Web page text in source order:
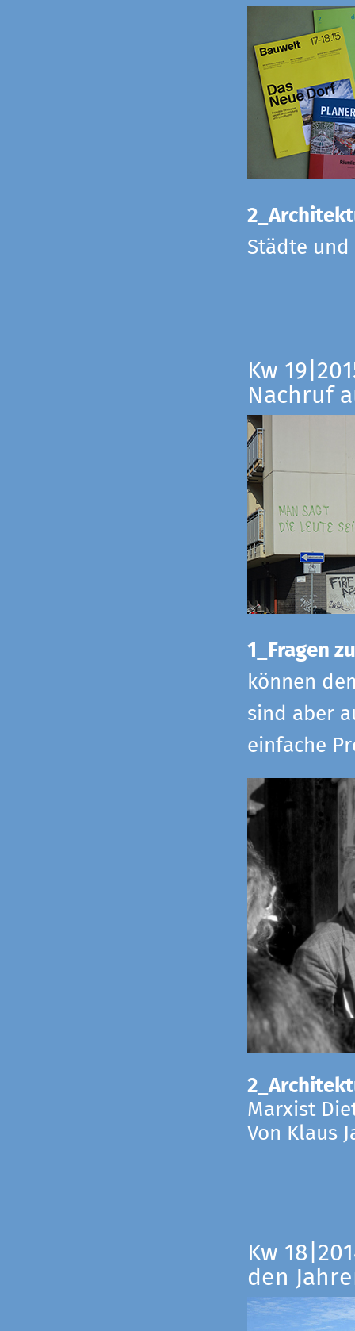
Städte
Kw
Nachruf
1_Fragen
können
sind aber
einfache
Marxist
Von Klaus
Kw
den